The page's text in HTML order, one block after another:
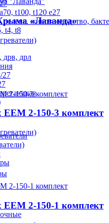
t100, t120 е27
животноводство,
t4, t8
дрв, дрл
27
«Лаванда»
2-150-3 комплект
2-150-1 комплект